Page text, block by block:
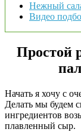
Нежный
Видео
Простой
Начать я хочу с
Делать мы будем
ингредиентов
плавленный сыр.